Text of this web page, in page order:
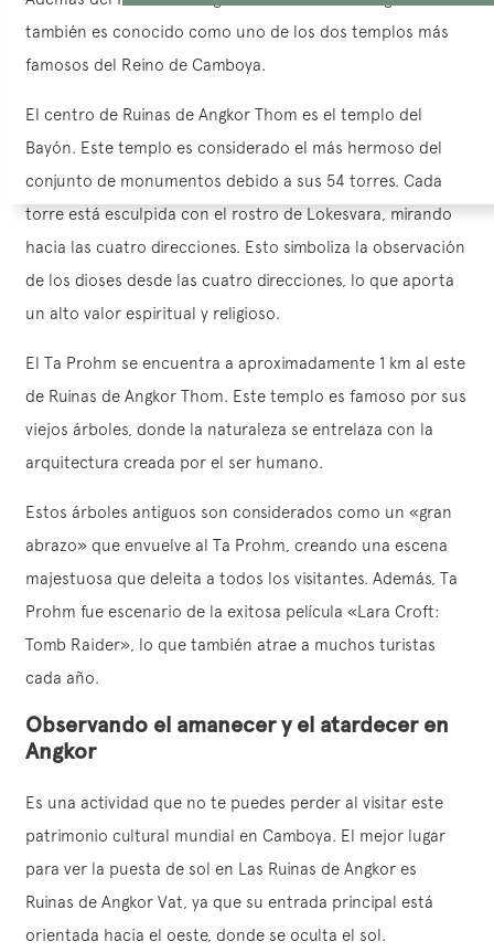
también es conocido como uno de los dos templos más
famosos del Reino de Camboya.
El centro de Ruinas de Angkor Thom es el templo del
Bayón. Este templo es considerado el más hermoso del
conjunto de monumentos debido a sus 54 torres. Cada
torre está esculpida con el rostro de Lokesvara, mirando
hacia las cuatro direcciones. Esto simboliza la observación
de los dioses desde las cuatro direcciones, lo que aporta
un alto valor espiritual y religioso.
El Ta Prohm se encuentra a aproximadamente 1 km al este
de Ruinas de Angkor Thom. Este templo es famoso por sus
viejos árboles, donde la naturaleza se entrelaza con la
arquitectura creada por el ser humano.
Estos árboles antiguos son considerados como un «gran
abrazo» que envuelve al Ta Prohm, creando una escena
majestuosa que deleita a todos los visitantes. Además, Ta
Prohm fue escenario de la exitosa película «Lara Croft:
Tomb Raider», lo que también atrae a muchos turistas
cada año.
Observando el amanecer y el atardecer en
Angkor
Es una actividad que no te puedes perder al visitar este
patrimonio cultural mundial en Camboya. El mejor lugar
para ver la puesta de sol en Las Ruinas de Angkor es
Ruinas de Angkor Vat, ya que su entrada principal está
orientada hacia el oeste, donde se oculta el sol.